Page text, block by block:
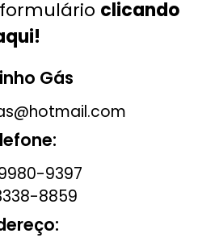
clicando
Gás
9397
8859